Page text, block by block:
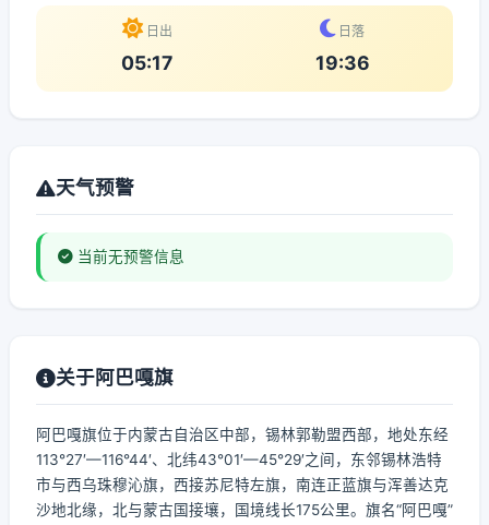
日出
05:17
日落
19:36
天气预警
当前无预警信息
关于阿巴嘎旗
阿巴嘎旗位于内蒙古自治区中部，锡林郭勒盟西部，地处东经
113°27′—116°44′、北纬43°01′—45°29′之间，东邻锡林浩特
市与西乌珠穆沁旗，西接苏尼特左旗，南连正蓝旗与浑善达克
沙地北缘，北与蒙古国接壤，国境线长175公里。旗名“阿巴嘎”